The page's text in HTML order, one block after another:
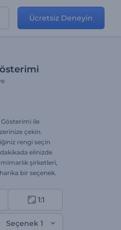
Ücretsiz Deneyin
ile
çekin.
rengi seçin
elinizde
şirketleri,
bir seçenek.
1:1
Seçenek 1